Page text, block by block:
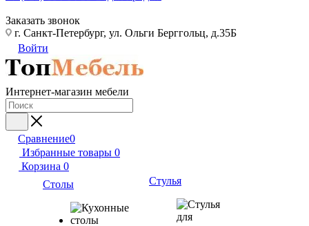
Заказать звонок
г. Санкт-Петербург, ул. Ольги Берггольц, д.35Б
Войти
Интернет-магазин мебели
Сравнение0
Избранные товары 0
Корзина 0
Столы Стулья